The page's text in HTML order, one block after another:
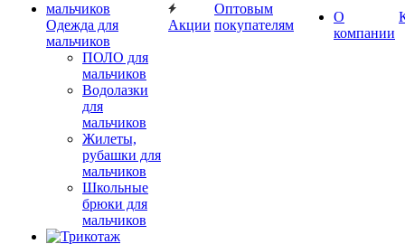
Одежда для
мальчиков
ПОЛО для
мальчиков
Водолазки
для
мальчиков
Жилеты,
рубашки для
мальчиков
Школьные
брюки для
мальчиков
Акции
Оптовым
покупателям
О
компании